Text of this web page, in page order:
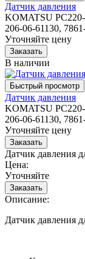
Датчик давления
KOMATSU
206-06-61130,
Уточняйте цену
В наличии
Датчик давления
KOMATSU
206-06-61130,
Уточняйте цену
Датчик давления
Цена:
Уточняйте
Описание:
Датчик давления